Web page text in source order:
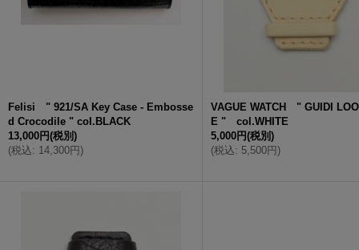
Felisi " 921/SA Key Case - Embosse
d Crocodile " col.BLACK
13,000円(税別)
(税込: 14,300円)
VAGUE WATCH " GUIDI
E " col.WHITE
5,000円(税別)
(税込: 5,500円)